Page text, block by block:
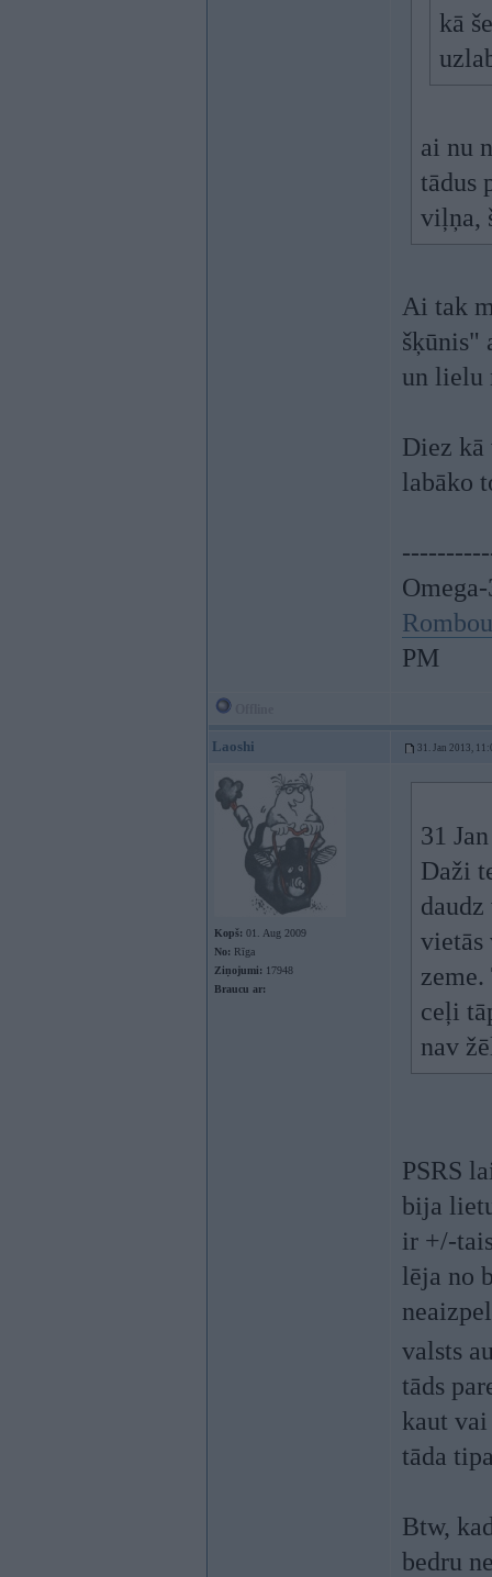
kā
ai nu
tādus
viļņa,
Ai tak
šķūnis"
un
Diez kā
labāko
PM
Laoshi 31. Jan 2013,
Kopš: 01. Aug 2009
No: Rīga
Ziņojumi: 17948
Braucu ar:
31
Daži
vietās
ceļi
nav
PSRS
bija
ir +/-
lēja no
valsts
tāds
kaut
tāda
Btw,
bedru